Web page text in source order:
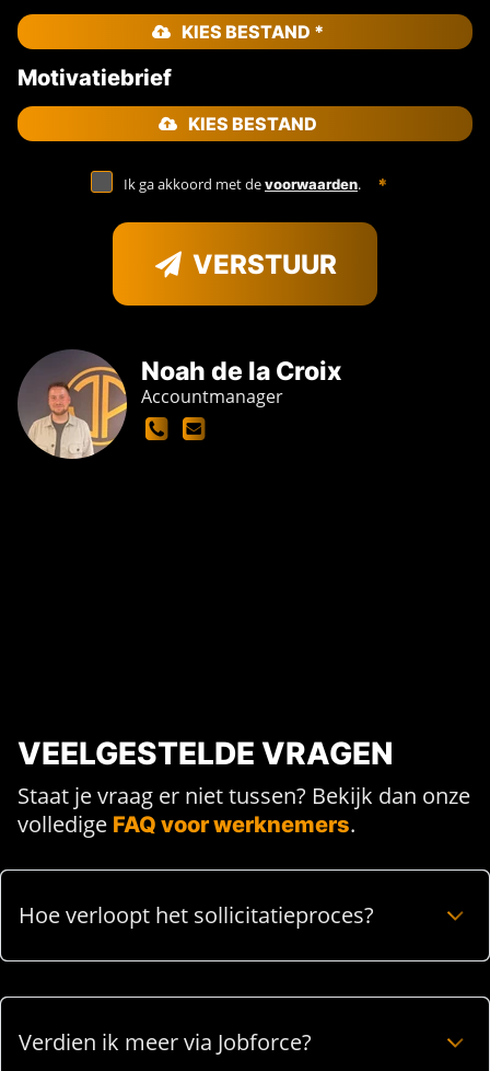
Noah de la Croix
Accountmanager
KIES BESTAND *
Motivatiebrief
KIES BESTAND
Ik ga akkoord met devoorwaarden.
VERSTUUR
VEELGESTELDE VRAGEN
Staat je vraag er niet tussen? Bekijk dan onze
volledige FAQ voor werknemers.
Hoe verloopt het sollicitatieproces?
Verdien ik meer via Jobforce?